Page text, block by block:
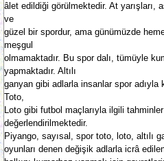
âlet edildiği görülmektedir. At yarışları,
ve
güzel bir spordur, ama günümüzde
meşgul
olmamaktadır. Bu spor dalı, tümüyle
yapmaktadır. Altılı
ganyan gibi adlarla insanlar spor adıyla
Toto,
Loto gibi futbol maçlarıyla ilgili
değerlendirilmektedir.
Piyango, sayısal, spor toto, loto, altılı
oyunları denen değişik adlarla icrâ